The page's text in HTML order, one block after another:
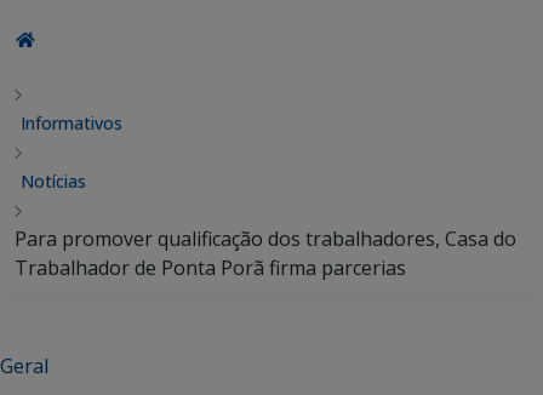
Informativos
Notícias
Para promover qualificação dos trabalhadores, Casa do
Trabalhador de Ponta Porã firma parcerias
Geral